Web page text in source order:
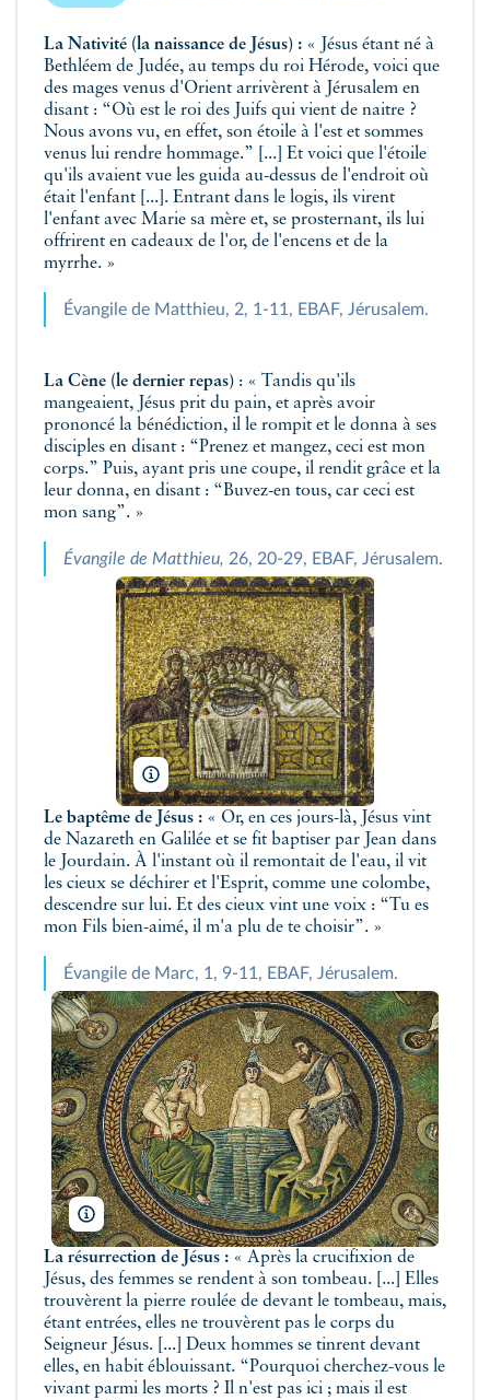
La Nativité (la naissance de Jésus) : « Jésus étant né à
Bethléem de Judée, au temps du roi Hérode, voici que
des mages venus d'Orient arrivèrent à Jérusalem en
disant : “Où est le roi des Juifs qui vient de naitre ?
Nous avons vu, en effet, son étoile à l'est et sommes
venus lui rendre hommage.” [...] Et voici que l'étoile
qu'ils avaient vue les guida au-dessus de l'endroit où
était l'enfant [...]. Entrant dans le logis, ils virent
l'enfant avec Marie sa mère et, se prosternant, ils lui
offrirent en cadeaux de l'or, de l'encens et de la
myrrhe. »
Évangile de Matthieu, 2, 1-11, EBAF, Jérusalem.
La Cène (le dernier repas) : « Tandis qu'ils
mangeaient, Jésus prit du pain, et après avoir
prononcé la bénédiction, il le rompit et le donna à ses
disciples en disant : “Prenez et mangez, ceci est mon
corps.” Puis, ayant pris une coupe, il rendit grâce et la
leur donna, en disant : “Buvez-en tous, car ceci est
mon sang”. »
Évangile de Matthieu, 26, 20-29, EBAF, Jérusalem.
E. Lessing/AKG
Le baptême de Jésus : « Or, en ces jours-là, Jésus vint
de Nazareth en Galilée et se fit baptiser par Jean dans
le Jourdain. À l'instant où il remontait de l'eau, il vit
les cieux se déchirer et l'Esprit, comme une colombe,
descendre sur lui. Et des cieux vint une voix : “Tu es
mon Fils bien-aimé, il m'a plu de te choisir”. »
Évangile de Marc, 1, 9-11, EBAF, Jérusalem.
S. Diller/AKG
La résurrection de Jésus : « Après la crucifixion de
Jésus, des femmes se rendent à son tombeau. [...] Elles
trouvèrent la pierre roulée de devant le tombeau, mais,
étant entrées, elles ne trouvèrent pas le corps du
Seigneur Jésus. [...] Deux hommes se tinrent devant
elles, en habit éblouissant. “Pourquoi cherchez-vous le
vivant parmi les morts ? Il n'est pas ici ; mais il est